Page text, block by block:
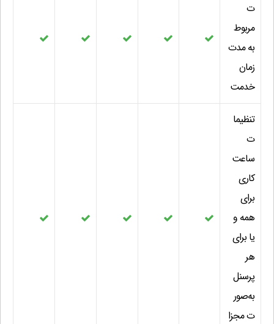
ت
مربوط
به مدت
زمان
خدمت
تنظیما
ت
ساعت
کاری
برای
همه و
یا برای
هر
پرسنل
به‌صور
ت مجزا